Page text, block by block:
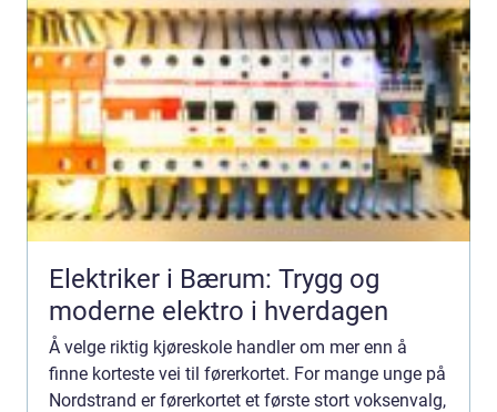
Elektriker i Bærum: Trygg og
moderne elektro i hverdagen
Å velge riktig kjøreskole handler om mer enn å
finne korteste vei til førerkortet. For mange unge på
Nordstrand er førerkortet et første stort voksenvalg,